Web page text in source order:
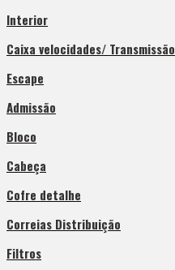
Interior
Caixa velocidades/ Transmissão
Escape
Admissão
Bloco
Cabeça
Cofre detalhe
Correias Distribuição
Filtros